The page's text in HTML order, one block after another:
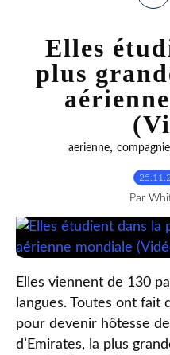
Elles
plus
aerienne, compagnie
Par
Elles viennent de 130
langues. Toutes ont fait
pour devenir hôtesse de
d’Emirates, la plus